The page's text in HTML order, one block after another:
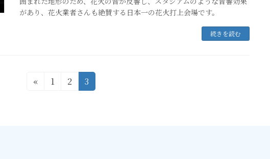
があり、花火業者さんも絶賛する日本一の花火打上会場です。
続きを読む
«
固
1
固
2
固
定
3